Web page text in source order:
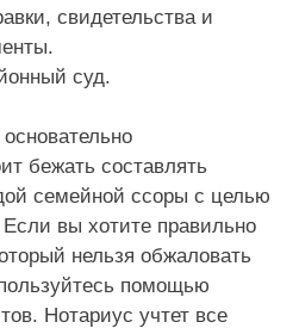
свидетельства и
суд.
бежать составлять
семейной ссоры с целью
вы хотите правильно
нельзя обжаловать
помощью
Нотариус учтет все